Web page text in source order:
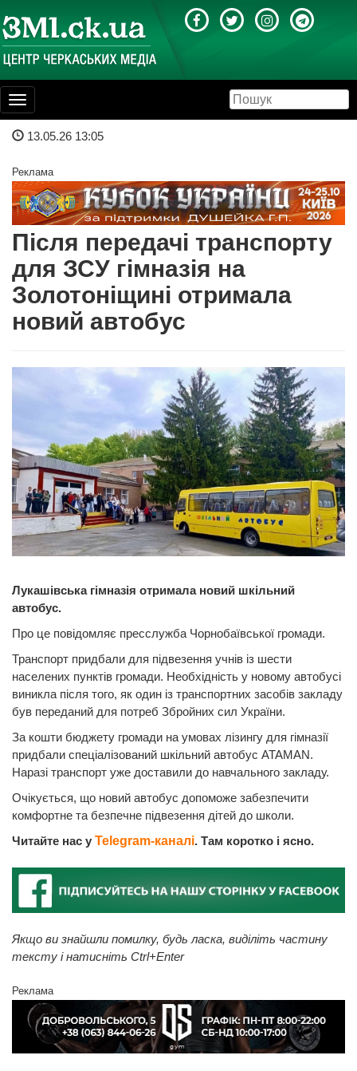
Toggle
navigation
13.05.26 13:05
Реклама
Після передачі транспорту
для ЗСУ гімназія на
Золотоніщині отримала
новий автобус
Лукашівська гімназія отримала новий шкільний
автобус.
Про це повідомляє пресслужба Чорнобаївської громади.
Транспорт придбали для підвезення учнів із шести
населених пунктів громади. Необхідність у новому автобусі
виникла після того, як один із транспортних засобів закладу
був переданий для потреб Збройних сил України.
За кошти бюджету громади на умовах лізингу для гімназії
придбали спеціалізований шкільний автобус ATAMAN.
Наразі транспорт уже доставили до навчального закладу.
Очікується, що новий автобус допоможе забезпечити
комфортне та безпечне підвезення дітей до школи.
Читайте нас у Telegram-каналі. Там коротко і ясно.
Якщо ви знайшли помилку, будь ласка, виділіть частину
тексту і натисніть Ctrl+Enter
Реклама